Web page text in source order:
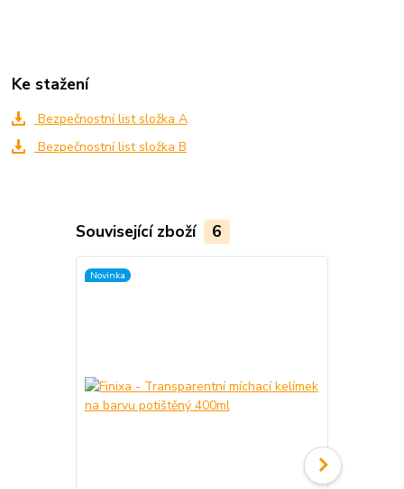
Ke stažení
Bezpečnostní list složka A
Bezpečnostní list složka B
Související zboží 6
Novinka